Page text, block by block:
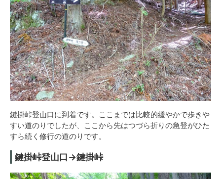
鍵掛峠登山口に到着です。ここまでは比較的緩やかで歩きや
すい道のりでしたが、ここから先はつづら折りの急登がひた
すら続く修行の道のりです。
鍵掛峠登山口→鍵掛峠